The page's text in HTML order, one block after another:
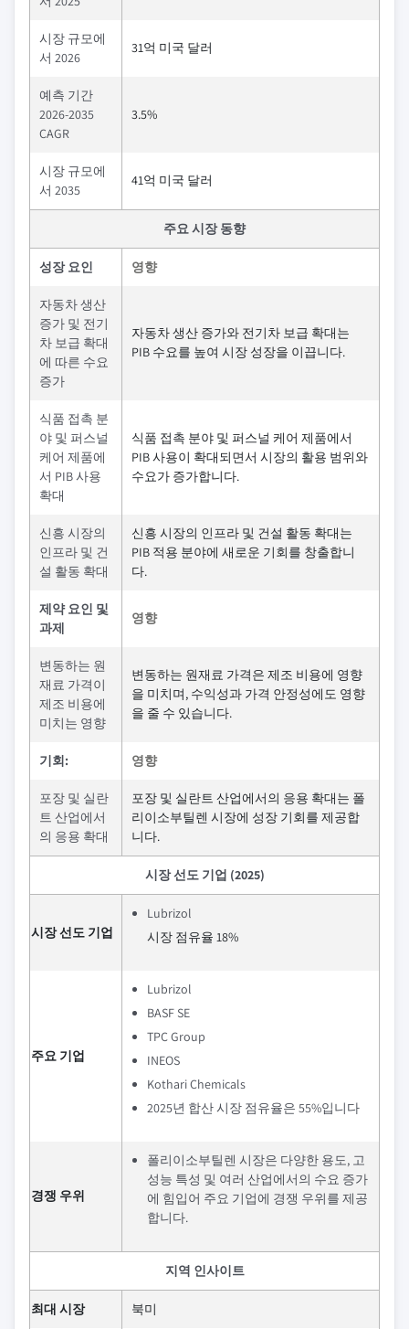
시장 규모에
서 2026
31억 미국 달러
예측 기간
2026-2035
CAGR
3.5%
시장 규모에
서 2035
41억 미국 달러
주요 시장 동향
성장 요인 영향
자동차 생산
증가 및 전기
차 보급 확대
에 따른 수요
증가
자동차 생산 증가와 전기차 보급 확대는
PIB 수요를 높여 시장 성장을 이끕니다.
식품 접촉 분
야 및 퍼스널
케어 제품에
서 PIB 사용
확대
식품 접촉 분야 및 퍼스널 케어 제품에서
PIB 사용이 확대되면서 시장의 활용 범위와
수요가 증가합니다.
신흥 시장의
인프라 및 건
설 활동 확대
신흥 시장의 인프라 및 건설 활동 확대는
PIB 적용 분야에 새로운 기회를 창출합니
다.
제약 요인 및
과제
영향
변동하는 원
재료 가격이
제조 비용에
미치는 영향
변동하는 원재료 가격은 제조 비용에 영향
을 미치며, 수익성과 가격 안정성에도 영향
을 줄 수 있습니다.
기회: 영향
포장 및 실란
트 산업에서
의 응용 확대
포장 및 실란트 산업에서의 응용 확대는 폴
리이소부틸렌 시장에 성장 기회를 제공합
니다.
시장 선도 기업 (2025)
시장 선도 기업
Lubrizol
시장 점유율 18%
주요 기업
Lubrizol
BASF SE
TPC Group
INEOS
Kothari Chemicals
2025년 합산 시장 점유율은 55%입니다
경쟁 우위
폴리이소부틸렌 시장은 다양한 용도, 고
성능 특성 및 여러 산업에서의 수요 증가
에 힘입어 주요 기업에 경쟁 우위를 제공
합니다.
지역 인사이트
최대 시장
북미